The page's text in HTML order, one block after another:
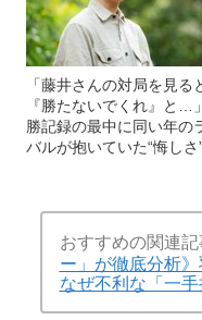
「藤井さんの対局を見る
『勝たないでくれ』と…
勝記録の最中に同い年の
バルが抱いていた“悔しさ
おすすめの関連
ー」が徹底分析
なぜ不利な「一